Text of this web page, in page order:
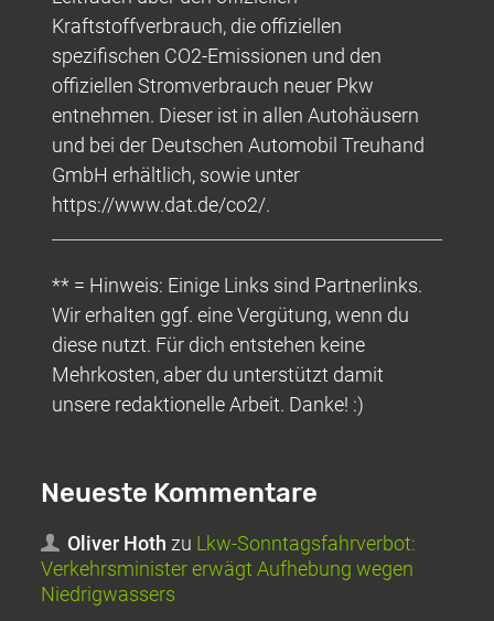
Kraftstoffverbrauch, die offiziellen
spezifischen CO2-Emissionen und den
offiziellen Stromverbrauch neuer Pkw
entnehmen. Dieser ist in allen Autohäusern
und bei der Deutschen Automobil Treuhand
GmbH erhältlich, sowie unter
https://www.dat.de/co2/.
** = Hinweis: Einige Links sind Partnerlinks.
Wir erhalten ggf. eine Vergütung, wenn du
diese nutzt. Für dich entstehen keine
Mehrkosten, aber du unterstützt damit
unsere redaktionelle Arbeit. Danke! :)
Neueste Kommentare
Oliver Hoth zu Lkw-Sonntagsfahrverbot:
Verkehrsminister erwägt Aufhebung wegen
Niedrigwassers